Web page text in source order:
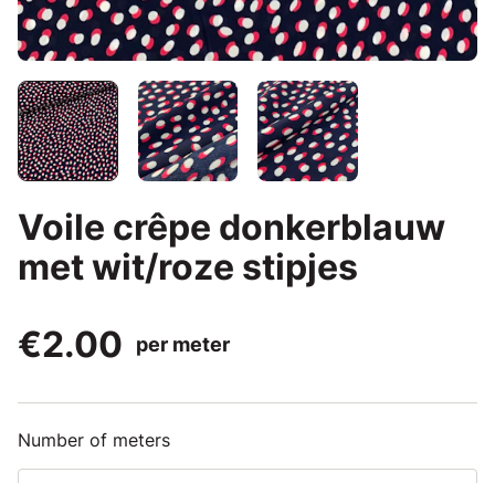
Voile crêpe donkerblauw
met wit/roze stipjes
€2.00
per meter
Number of meters